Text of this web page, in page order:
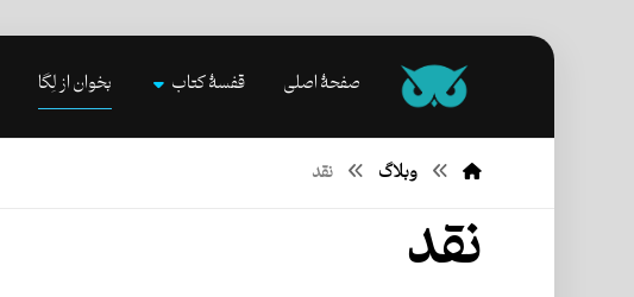
صفحۀ اصلی قفسۀ کتاب بخوان از لِگا
وبلاگ نقد
نقد